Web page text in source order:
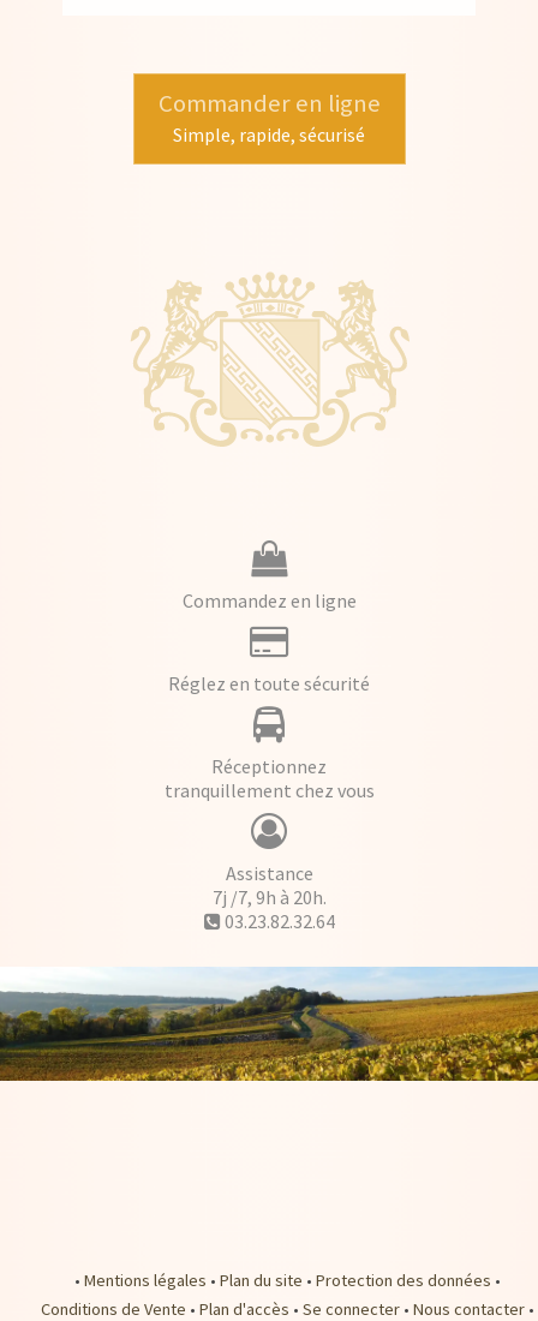
Commander en ligne
Simple, rapide, sécurisé
Commandez en ligne
Réglez en toute sécurité
Réceptionnez
tranquillement chez vous
Assistance
7j /7, 9h à 20h.
03.23.82.32.64
• Mentions légales • Plan du site • Protection des données •
Conditions de Vente • Plan d'accès • Se connecter • Nous contacter •